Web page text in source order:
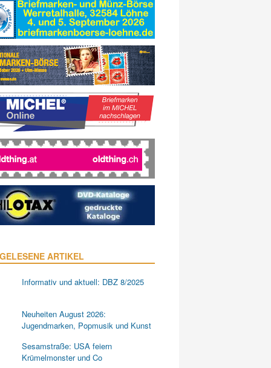
ARTIKEL
Informativ und aktuell: DBZ 8/2025
Neuheiten August 2026:
Jugendmarken, Popmusik und Kunst
Sesamstraße: USA feiern
Krümelmonster und Co